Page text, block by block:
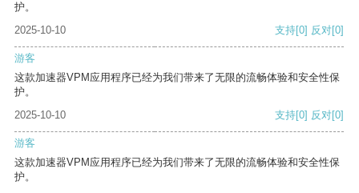
护。
2025-10-10
支持[0] 反对[0]
游客
这款加速器VPM应用程序已经为我们带来了无限的流畅体验和安全性保
护。
2025-10-10
支持[0] 反对[0]
游客
这款加速器VPM应用程序已经为我们带来了无限的流畅体验和安全性保
护。